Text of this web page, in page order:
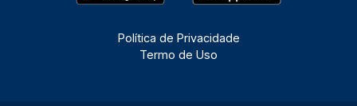
Política de Privacidade
Termo de Uso